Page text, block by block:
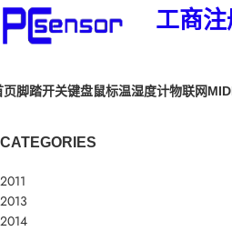
工商
页脚踏开关键盘鼠标温湿度计物联网
CATEGORIES
2011
2013
2014